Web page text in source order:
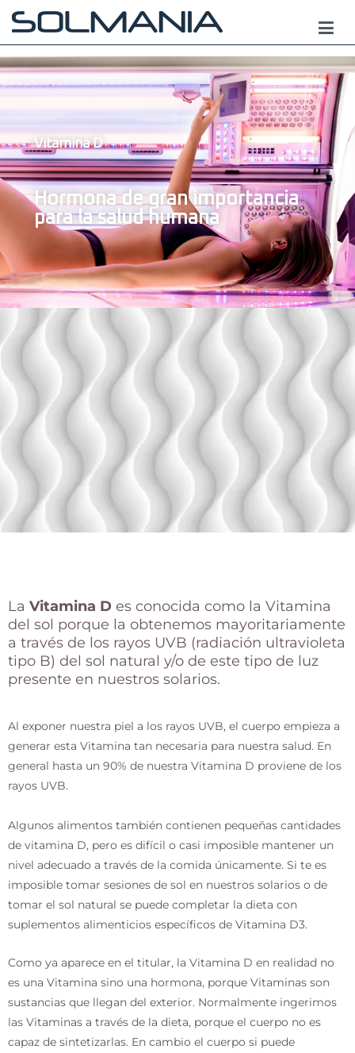
Vitamina D
Hormona de gran importancia
para la salud humana
La Vitamina D es conocida como la Vitamina
del sol porque la obtenemos mayoritariamente
a través de los rayos UVB (radiación ultravioleta
tipo B) del sol natural y/o de este tipo de luz
presente en nuestros solarios.
Al exponer nuestra piel a los rayos UVB, el cuerpo empieza a
generar esta Vitamina tan necesaria para nuestra salud. En
general hasta un 90% de nuestra Vitamina D proviene de los
rayos UVB.
Algunos alimentos también contienen pequeñas cantidades
de vitamina D, pero es difícil o casi imposible mantener un
nivel adecuado a través de la comida únicamente. Si te es
imposible tomar sesiones de sol en nuestros solarios o de
tomar el sol natural se puede completar la dieta con
suplementos alimenticios específicos de Vitamina D3.
Como ya aparece en el titular, la Vitamina D en realidad no
es una Vitamina sino una hormona, porque Vitaminas son
sustancias que llegan del exterior. Normalmente ingerimos
las Vitaminas a través de la dieta, porque el cuerpo no es
capaz de sintetizarlas. En cambio el cuerpo si puede